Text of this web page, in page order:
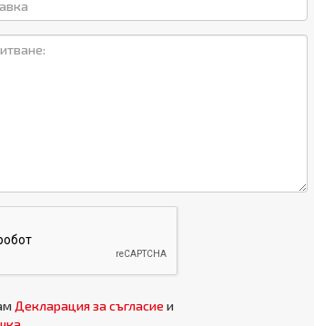
Декларация за съгласие и